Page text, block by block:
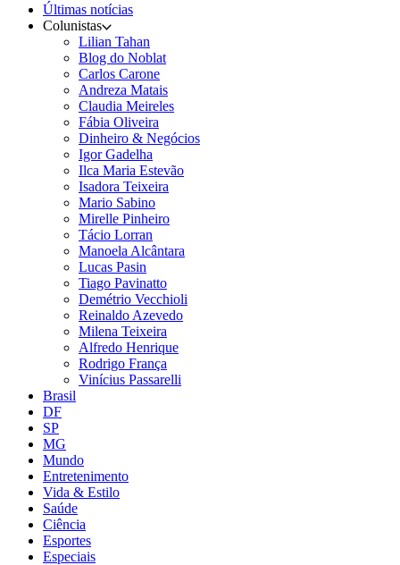
Últimas notícias
Colunistas
Lilian Tahan
Blog do Noblat
Carlos Carone
Andreza Matais
Claudia Meireles
Fábia Oliveira
Dinheiro & Negócios
Igor Gadelha
Ilca Maria Estevão
Isadora Teixeira
Mario Sabino
Mirelle Pinheiro
Tácio Lorran
Manoela Alcântara
Lucas Pasin
Tiago Pavinatto
Demétrio Vecchioli
Reinaldo Azevedo
Milena Teixeira
Alfredo Henrique
Rodrigo França
Vinícius Passarelli
Brasil
DF
SP
MG
Mundo
Entretenimento
Vida & Estilo
Saúde
Ciência
Esportes
Especiais